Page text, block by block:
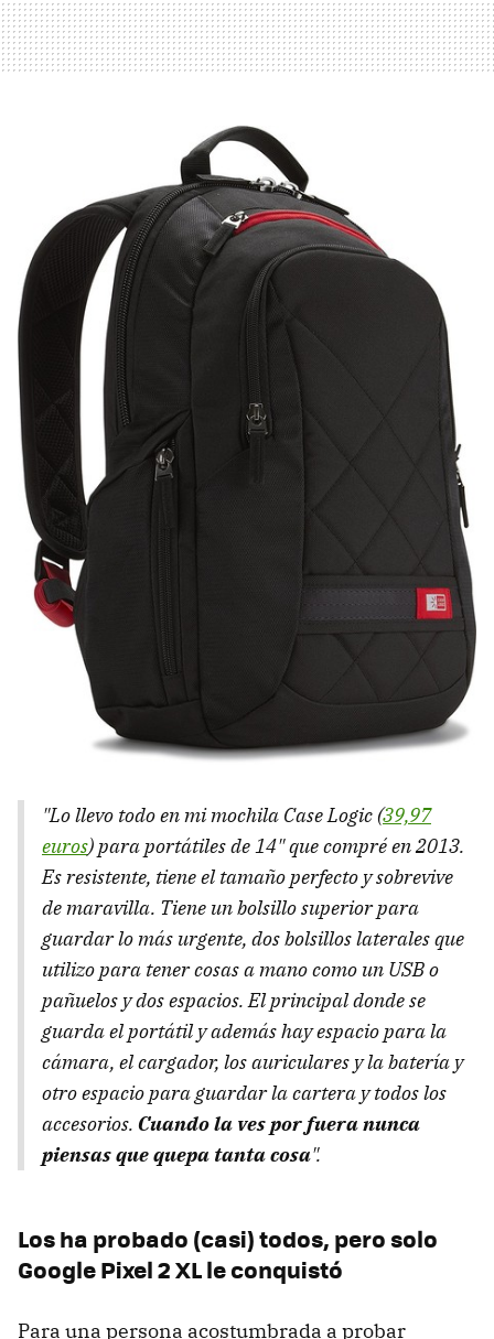
"Lo llevo todo en mi mochila Case Logic (39,97
euros) para portátiles de 14" que compré en 2013.
Es resistente, tiene el tamaño perfecto y sobrevive
de maravilla. Tiene un bolsillo superior para
guardar lo más urgente, dos bolsillos laterales que
utilizo para tener cosas a mano como un USB o
pañuelos y dos espacios. El principal donde se
guarda el portátil y además hay espacio para la
cámara, el cargador, los auriculares y la batería y
otro espacio para guardar la cartera y todos los
accesorios. Cuando la ves por fuera nunca
piensas que quepa tanta cosa".
Los ha probado (casi) todos, pero solo
Google Pixel 2 XL le conquistó
Para una persona acostumbrada a probar